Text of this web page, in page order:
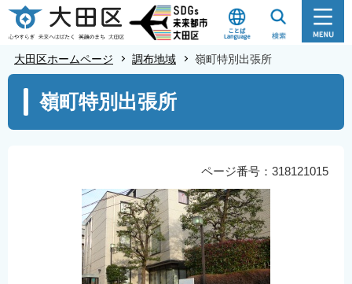
こ
の
ー
大田区ホームページ 調布地域 嶺町特別出張所
こ
嶺町特別出張所
ページ番号：318121015